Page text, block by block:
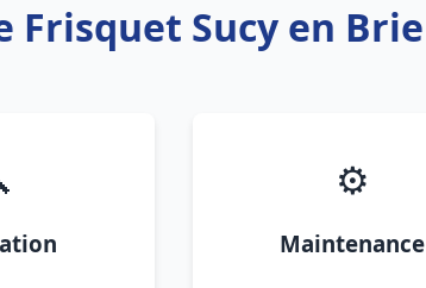
Sucy en Brie
⚙️
Maintenance